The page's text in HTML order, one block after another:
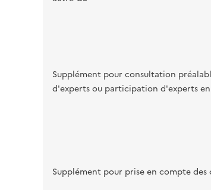
Supplément pour consultation
d'experts ou participation d'experts en
Supplément pour prise en compte des